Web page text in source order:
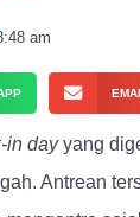
am
in dayyang
Antrean